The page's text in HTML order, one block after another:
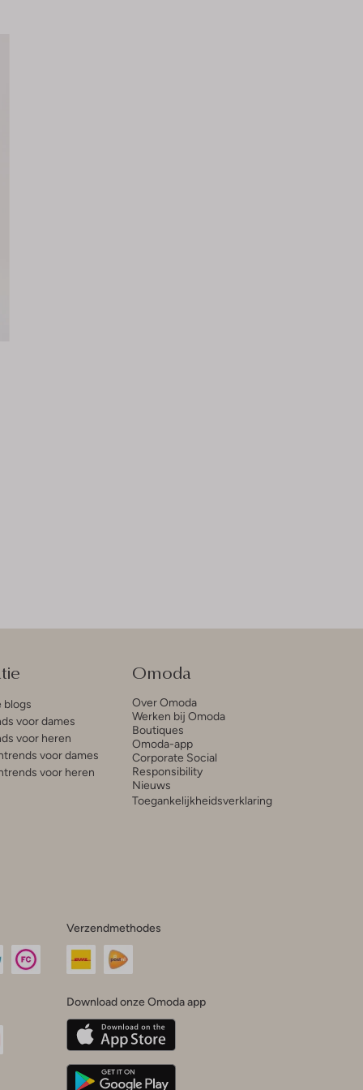
blogs
voor dames
voor heren
voor dames
voor heren
Omoda
Over Omoda
Werken bij Omoda
Boutiques
Omoda-app
Corporate Social
Responsibility
Nieuws
Toegankelijkheidsverklaring
Verzendmethodes
Download onze Omoda app